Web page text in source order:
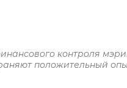
контроля
положительный